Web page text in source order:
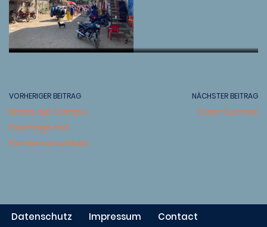
Wandbemalungen werden
Feliz Navidaktion für die
Außenkochstelle mit Holz
frittierte Empanadas,
fette Würste Arepas handmade
Silvester am Strand
indigene Kogifamilie
VORHERIGER BEITRAG
Brisas del Campo,
Feiertage mit
Familienanschluss
NÄCHSTER BEITRAG
Casa Succow
Datenschutz Impressum Contact